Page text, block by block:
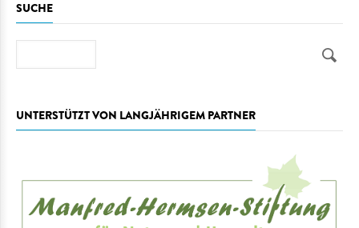
Suche
UNTERSTÜTZT VON LANGJÄHRIGEM PARTNER